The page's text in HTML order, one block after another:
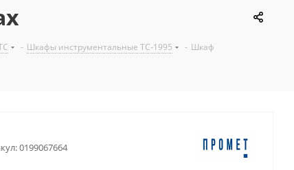
- Шкафы инструментальные TC-1995 - Шкаф
0199067664